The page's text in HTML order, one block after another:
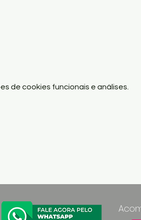
de cookies funcionais e análises.